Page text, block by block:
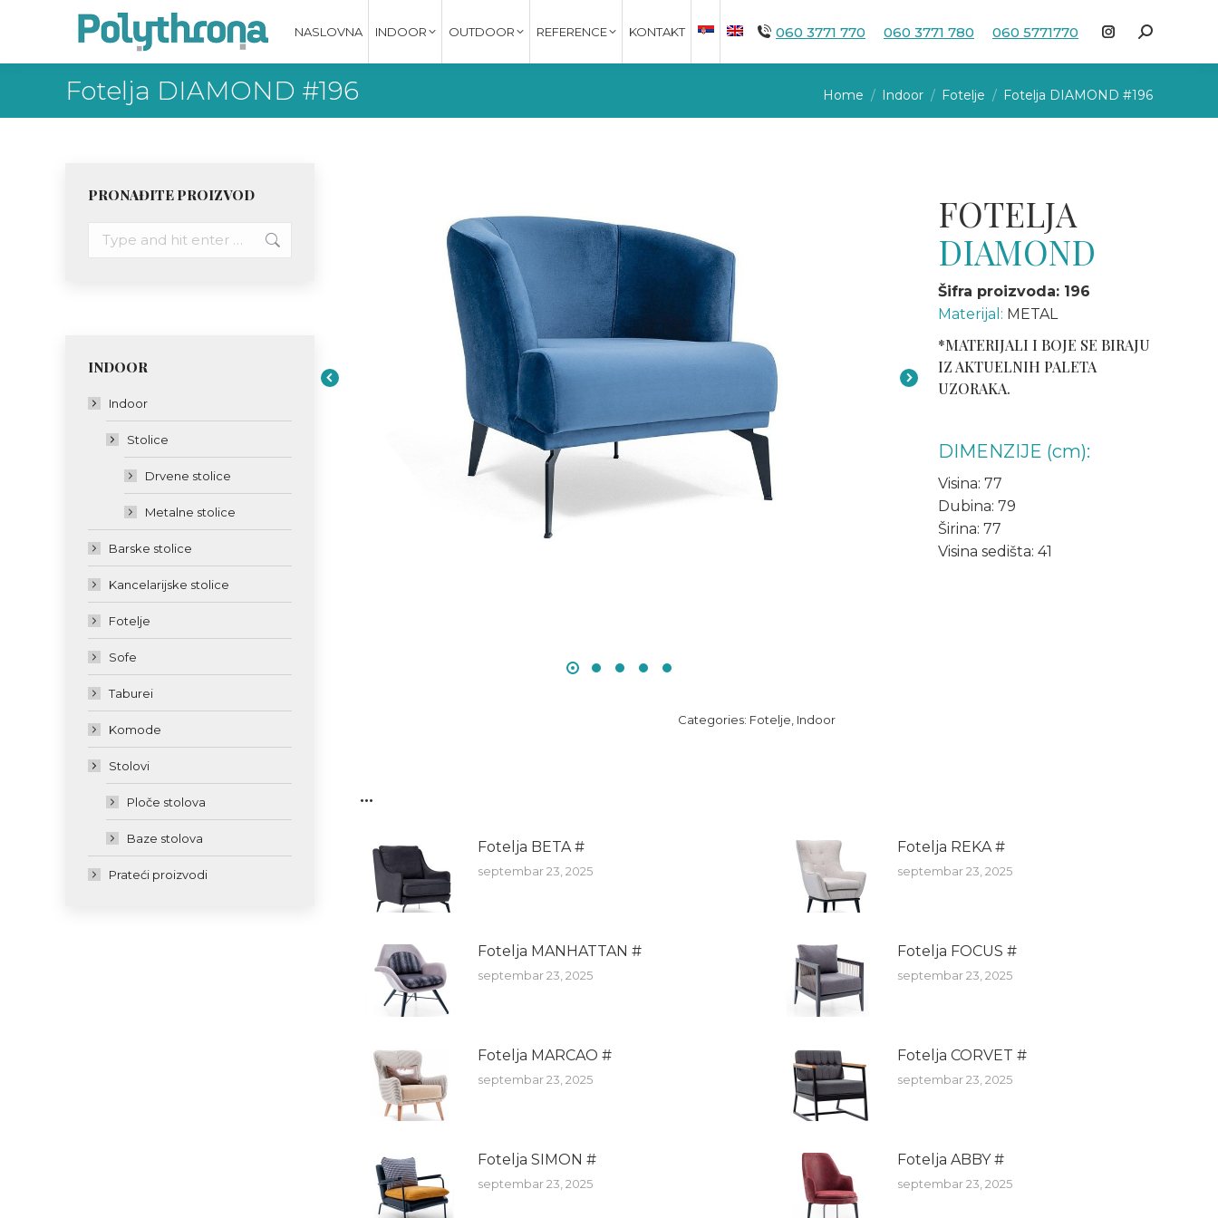
NASLOVNA INDOOR OUTDOOR REFERENCE KONTAKT 060 3771 770 060 3771 780 060 5771770
Instagram
page
opens
Search:
Fotelja DIAMOND #196 You are here:
Home Indoor Fotelje Fotelja DIAMOND #196
FOTELJA
DIAMOND
Šifra proizvoda: 196
Materijal: METAL
*MATERIJALI I BOJE SE BIRAJU
IZ AKTUELNIH PALETA
UZORAKA.
DIMENZIJE (cm):
Visina: 77
Dubina: 79
Širina: 77
Visina sedišta: 41
Categories: Fotelje Indoor
...
Fotelja BETA #
septembar 23, 2025
Fotelja REKA #
septembar 23, 2025
Fotelja MANHATTAN #
septembar 23, 2025
Fotelja FOCUS #
septembar 23, 2025
Fotelja MARCAO #
septembar 23, 2025
Fotelja CORVET #
septembar 23, 2025
Fotelja SIMON #
septembar 23, 2025
Fotelja ABBY #
septembar 23, 2025
PRONAĐITE PROIZVOD
INDOOR
Indoor
Stolice
Drvene stolice
Metalne stolice
Barske stolice
Kancelarijske stolice
Fotelje
Sofe
Taburei
Komode
Stolovi
Ploče stolova
Baze stolova
Prateći proizvodi